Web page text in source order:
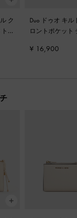
ク
ッ
Duo ドゥオ キル
ロントポケット
クリーム
¥ 16,900